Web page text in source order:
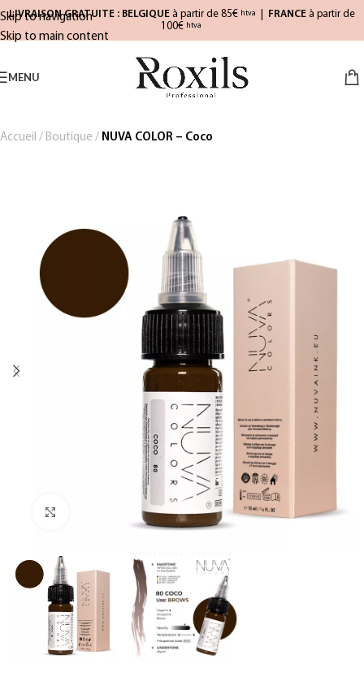
Skip to navigation
Skip to main content
LIVRAISON GRATUITE : BELGIQUE à partir de 85€ htva FRANCE à partir de
100€ htva
MENU
Accueil / Boutique / NUVA COLOR – Coco